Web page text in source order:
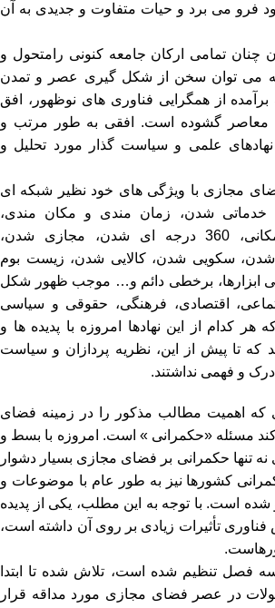
فرو می برد و حیات متفاوت و جدیدی به آن
چنان تمامی ارکان جامعه کنونی رامتحول و
می توان سخن از شکل گیری عصر و تمدن
برآمده از همگرایی فناوری های نوظهور، افق
معاصر گشوده است. افقی به طور مرتب و
علمی و سیاست گذار مورد تحلیل و
مجازی با ویژگی های خود نظیر شبکه ای
شدن، زمان مندی و مکان مندی،
فشردگی زمانی و مکانی، 360 درجه ای شدن، مجازی شدن،
شدن، سکویی شدن، کالایی شدن، زیست بوم
ابزارها، برخطی دائم و… موجب ظهور شکل
اقتصادی، فرهنگی، حقوقی و سیاسی
کدام از این نهادها امروزه با پدیده ها و
که تا پیش از این، نظریه پردازان و سیاست
و فهمی نداشتند.
که اهمیت مطالب مذکور را در زمینه فضای
مسئله «حکمرانی » است. امروزه با بسط و
حکمرانی بر فضای مجازی بسیار دشوار
کشورها نیز به طور عام با موضوعات و
است. با توجه به این مطلب، یکی از پدیده
تأثیرات زیادی بر روی آن داشته است،
فصل تنظیم شده است، تلاش شده تا ابتدا
در عصر فضای مجازی مورد مداقه قرار